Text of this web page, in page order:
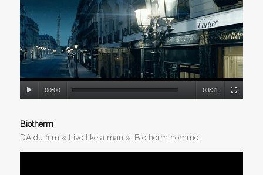
00:00 03:31
Biotherm
DA du film « Live like a man ». Biotherm homme.